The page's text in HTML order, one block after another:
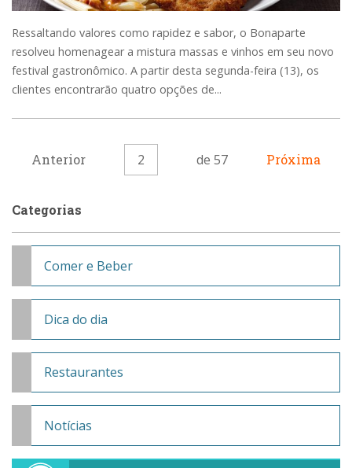
Ressaltando valores como rapidez e sabor, o Bonaparte
resolveu homenagear a mistura massas e vinhos em seu novo
festival gastronômico. A partir desta segunda-feira (13), os
clientes encontrarão quatro opções de...
Anterior 2 de 57 Próxima
Categorias
Comer e Beber
Dica do dia
Restaurantes
Notícias